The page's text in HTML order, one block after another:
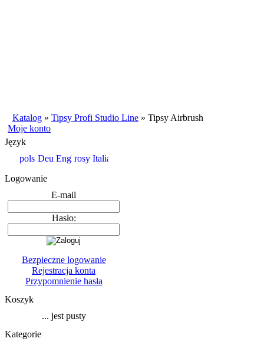
Katalog » Tipsy Profi Studio Line » Tipsy Airbrush
Moje konto
Język
Logowanie
E-mail
Hasło:
Bezpieczne logowanie
Rejestracja konta
Przypomnienie hasła
Koszyk
... jest pusty
Kategorie